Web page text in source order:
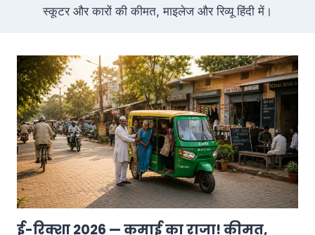
स्कूटर और कारों की कीमत, माइलेज और रिव्यू हिंदी में।
ई-रिक्शा 2026 — कमाई का राजा! कीमत,